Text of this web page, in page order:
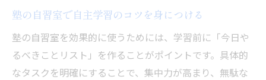
塾の自習室で自主学習のコツを身につける
塾の自習室を効果的に使うためには、学習前に「今日や
るべきことリスト」を作ることがポイントです。具体的
なタスクを明確にすることで、集中力が高まり、無駄な